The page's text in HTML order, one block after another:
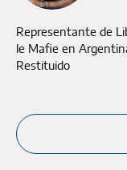
Representante de
le Mafie en
Restituido